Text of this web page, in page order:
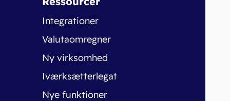
Integrationer
Valutaomregner
Ny virksomhed
Iværksætterlegat
Nye funktioner